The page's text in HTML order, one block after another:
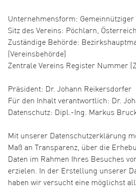
Unternehmensform: Gemeinnütziger
Sitz des Vereins: Pöchlarn, Österreich
Zuständige Behörde:
(Vereinsbehörde)
Zentrale Vereins Register Nummer
Präsident: Dr. Johann Reikersdorfer
Für den Inhalt verantwortlich: Dr.
Datenschutz: Dipl.-Ing. Markus
Mit unserer Datenschutzerklärung
Maß an Transparenz, über die
Daten im Rahmen Ihres Besuches
erzielen. In der Erstellung unserer
haben wir versucht eine möglichst